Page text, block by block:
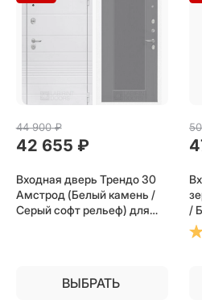
44 900 ₽
42 655 ₽
Входная дверь Трендо 30
Амстрод (Белый камень /
Серый софт рельеф) для
ВЫБРАТЬ
/